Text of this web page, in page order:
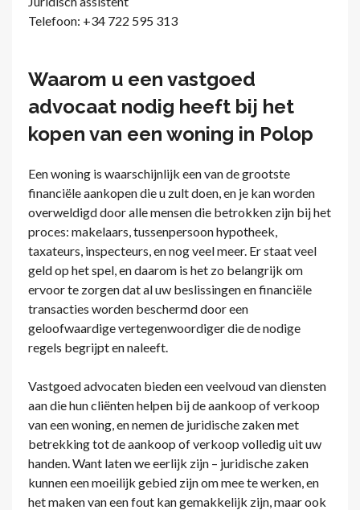
Telefoon: +34 722 595 313
Waarom u een vastgoed
advocaat nodig heeft bij het
kopen van een woning in Polop
Een woning is waarschijnlijk een van de grootste
financiële aankopen die u zult doen, en je kan worden
overweldigd door alle mensen die betrokken zijn bij het
proces: makelaars, tussenpersoon hypotheek,
taxateurs, inspecteurs, en nog veel meer. Er staat veel
geld op het spel, en daarom is het zo belangrijk om
ervoor te zorgen dat al uw beslissingen en financiële
transacties worden beschermd door een
geloofwaardige vertegenwoordiger die de nodige
regels begrijpt en naleeft.
Vastgoed advocaten bieden een veelvoud van diensten
aan die hun cliënten helpen bij de aankoop of verkoop
van een woning, en nemen de juridische zaken met
betrekking tot de aankoop of verkoop volledig uit uw
handen. Want laten we eerlijk zijn – juridische zaken
kunnen een moeilijk gebied zijn om mee te werken, en
het maken van een fout kan gemakkelijk zijn, maar ook